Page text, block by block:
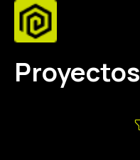
Proyectos